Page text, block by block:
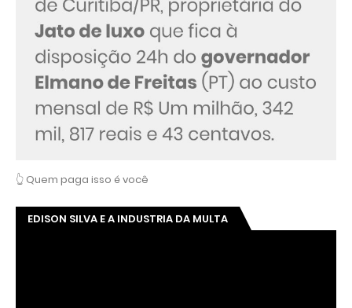
👆 Quem paga isso é você
EDISON SILVA E A INDUSTRIA DA MULTA